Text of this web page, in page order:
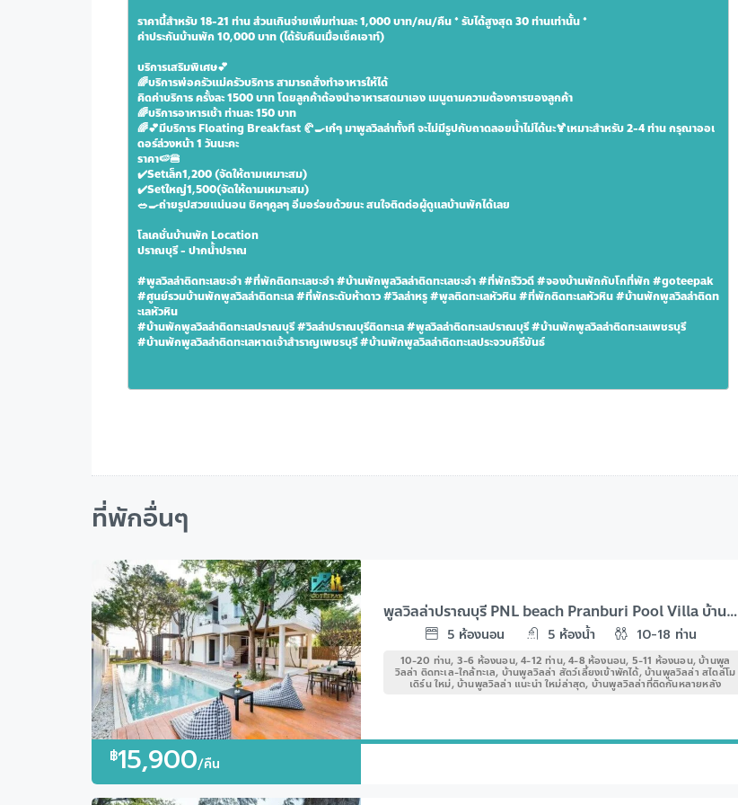
ราคานี้สำหรับ 18-21 ท่าน ส่วนเกินจ่ายเพิ่มท่านละ 1,000 บาท/คน/คืน * รับได้สูงสุด 30 ท่านเท่านั้น *
ค่าประกันบ้านพัก 10,000 บาท (ได้รับคืนเมื่อเช็คเอาท์)
บริการเสริมพิเศษ💕
🌈บริการพ่อครัวแม่ครัวบริการ สามารถสั่งทำอาหารให้ได้
คิดค่าบริการ ครั้งละ 1500 บาท โดยลูกค้าต้องนำอาหารสดมาเอง เมนูตามความต้องการของลูกค้า
🌈บริการอาหารเช้า ท่านละ 150 บาท
🌈💕มีบริการ Floating Breakfast 🥐🍳เก๋ๆ มาพูลวิลล่าทั้งที จะไม่มีรูปกับถาดลอยน้ำไม่ได้นะ🍹เหมาะสำหรับ 2-4 ท่าน กรุณาออเ
ดอร์ล่วงหน้า 1 วันนะคะ
ราคา🍉🍔
✔️Setเล็ก1,200 (จัดให้ตามเหมาะสม)
✔️Setใหญ่1,500(จัดให้ตามเหมาะสม)
🥗🍳ถ่ายรูปสวยแน่นอน ชิคๆคูลๆ อิ่มอร่อยด้วยนะ สนใจติดต่อผู้ดูแลบ้านพักได้เลย
โลเคชั่นบ้านพัก Location
ปราณบุรี - ปากน้ำปราณ
#พูลวิลล่าติดทะเลชะอำ #ที่พักติดทะเลชะอำ #บ้านพักพูลวิลล่าติดทะเลชะอำ #ที่พักรีวิวดี #จองบ้านพักกับโกที่พัก #goteepak
#ศูนย์รวมบ้านพักพูลวิลล่าติดทะเล #ที่พักระดับห้าดาว #วิลล่าหรู #พูลติดทะเลหัวหิน #ที่พักติดทะเลหัวหิน #บ้านพักพูลวิลล่าติดท
ะเลหัวหิน
#บ้านพักพูลวิลล่าติดทะเลปราณบุรี #วิลล่าปราณบุรีติดทะเล #พูลวิลล่าติดทะเลปราณบุรี #บ้านพักพูลวิลล่าติดทะเลเพชรบุรี
#บ้านพักพูลวิลล่าติดทะเลหาดเจ้าสำราญเพชรบุรี #บ้านพักพูลวิลล่าติดทะเลประจวบคีรีขันธ์
ที่พักอื่นๆ
฿15,900/คืน
พูลวิลล่าปราณบุรี PNL beach Pranburi Pool Villa บ้านพักติดทะเล-เพียงข้ามถนนถึงทะเล
5 ห้องนอน 5 ห้องน้ำ 10-18 ท่าน
10-20 ท่าน, 3-6 ห้องนอน, 4-12 ท่าน, 4-8 ห้องนอน, 5-11 ห้องนอน, บ้านพูล
วิลล่า ติดทะเล-ใกล้ทะเล, บ้านพูลวิลล่า สัตว์เลี้ยงเข้าพักได้, บ้านพูลวิลล่า สไตล์โม
เดิร์น ใหม่, บ้านพูลวิลล่า แนะนำ ใหม่ล่าสุด, บ้านพูลวิลล่าที่ติดกันหลายหลัง